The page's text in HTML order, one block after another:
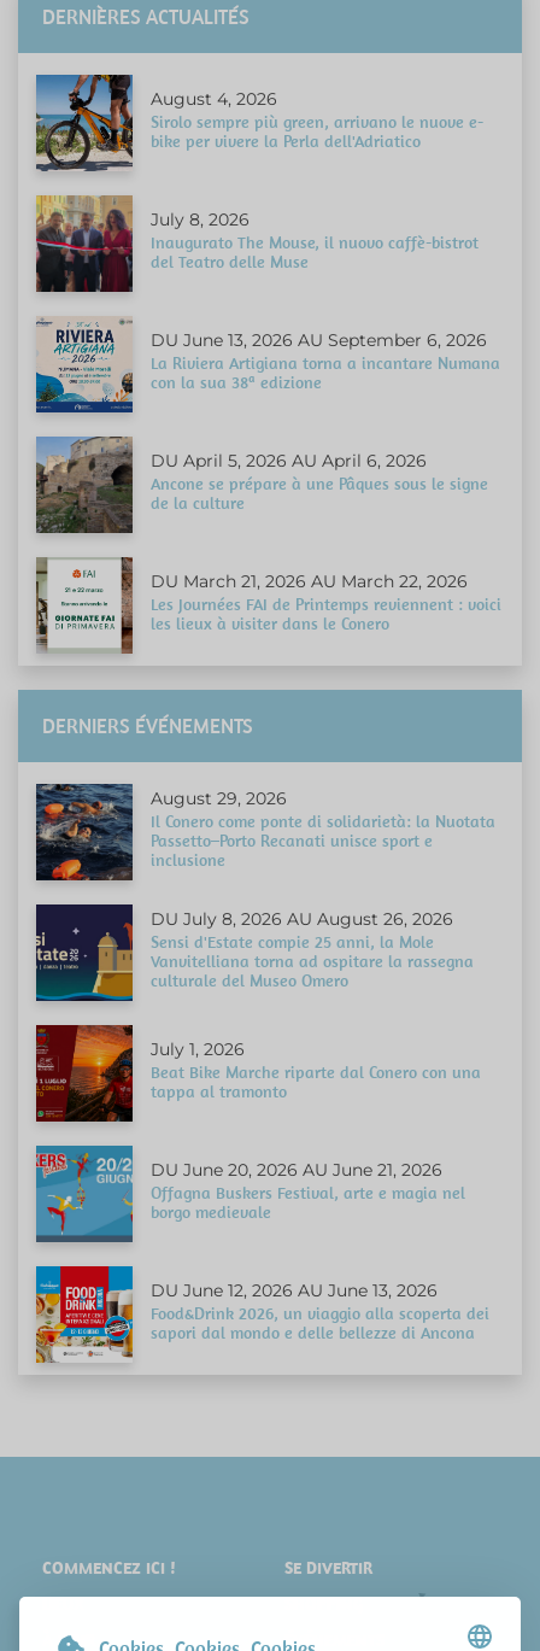
DERNIÈRES ACTUALITÉS
August 4, 2026
Sirolo sempre più green, arrivano le nuove e-
bike per vivere la Perla dell'Adriatico
July 8, 2026
Inaugurato The Mouse, il nuovo caffè-bistrot
del Teatro delle Muse
DU June 13, 2026 AU September 6, 2026
La Riviera Artigiana torna a incantare Numana
con la sua 38ª edizione
DU April 5, 2026 AU April 6, 2026
Ancone se prépare à une Pâques sous le signe
de la culture
DU March 21, 2026 AU March 22, 2026
Les Journées FAI de Printemps reviennent : voici
les lieux à visiter dans le Conero
DERNIERS ÉVÉNEMENTS
August 29, 2026
Il Conero come ponte di solidarietà: la Nuotata
Passetto–Porto Recanati unisce sport e
inclusione
DU July 8, 2026 AU August 26, 2026
Sensi d'Estate compie 25 anni, la Mole
Vanvitelliana torna ad ospitare la rassegna
culturale del Museo Omero
July 1, 2026
Beat Bike Marche riparte dal Conero con una
tappa al tramonto
DU June 20, 2026 AU June 21, 2026
Offagna Buskers Festival, arte e magia nel
borgo medievale
DU June 12, 2026 AU June 13, 2026
Food&Drink 2026, un viaggio alla scoperta dei
sapori dal mondo e delle bellezze di Ancona
COMMENCEZ ICI !
À VOIR
SE DIVERTIR
ÉVÉNEMENTS